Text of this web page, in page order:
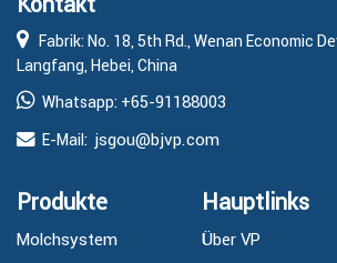
Fabrik: No. 18, 5th Rd., Wenan Economic
Langfang, Hebei, China
Whatsapp: +65-91188003
E-Mail: jsgou@bjvp.com
Produkte
Molchsystem
Hauptlinks
Über VP